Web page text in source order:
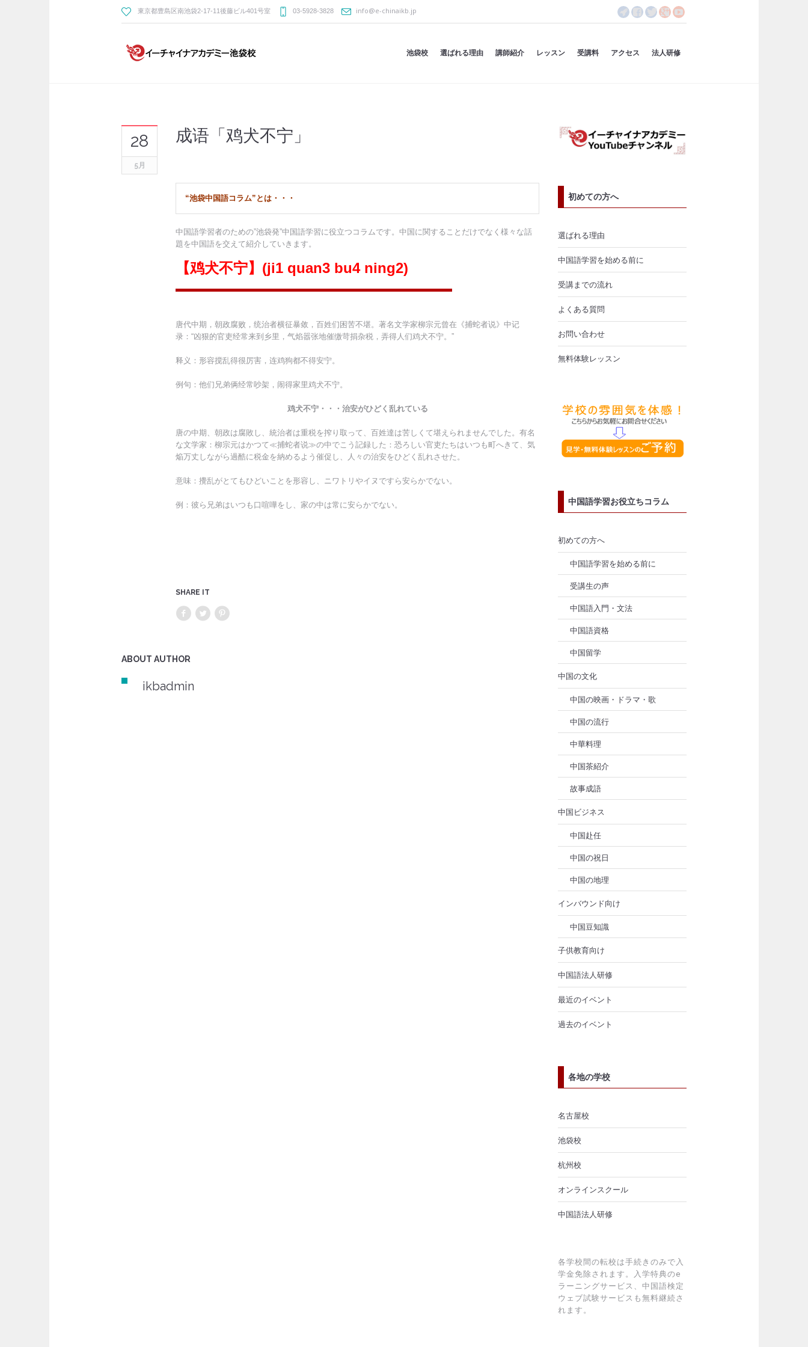
東京都豊島区南池袋2-17-11後藤ビル401号室 03-5928-3828 info@e-chinaikb.jp
池袋校 選ばれる理由 講師紹介 レッスン 受講料 アクセス 法人研修
28
5月
成语「鸡犬不宁」
“池袋中国語コラム”とは・・・
中国語学習者のための”池袋発”中国語学習に役立つコラムです。中国に関することだけでなく様々な話
題を中国語を交えて紹介していきます。
【鸡犬不宁】(ji1 quan3 bu4 ning2)
唐代中期，朝政腐败，统治者横征暴敛，百姓们困苦不堪。著名文学家柳宗元曾在《捕蛇者说》中记
录：“凶狠的官吏经常来到乡里，气焰嚣张地催缴苛捐杂税，弄得人们鸡犬不宁。”
释义：形容搅乱得很厉害，连鸡狗都不得安宁。
例句：他们兄弟俩经常吵架，闹得家里鸡犬不宁。
鸡犬不宁・・・治安がひどく乱れている
唐の中期、朝政は腐敗し、統治者は重税を搾り取って、百姓達は苦しくて堪えられませんでした。有名
な文学家：柳宗元はかつて≪捕蛇者说≫の中でこう記録した：恐ろしい官吏たちはいつも町へきて、気
焔万丈しながら過酷に税金を納めるよう催促し、人々の治安をひどく乱れさせた。
意味：攪乱がとてもひどいことを形容し、ニワトリやイヌですら安らかでない。
例：彼ら兄弟はいつも口喧嘩をし、家の中は常に安らかでない。
SHARE IT
ABOUT AUTHOR
ikbadmin
初めての方へ
選ばれる理由
中国語学習を始める前に
受講までの流れ
よくある質問
お問い合わせ
無料体験レッスン
中国語学習お役立ちコラム
初めての方へ
中国語学習を始める前に
受講生の声
中国語入門・文法
中国語資格
中国留学
中国の文化
中国の映画・ドラマ・歌
中国の流行
中華料理
中国茶紹介
故事成語
中国ビジネス
中国赴任
中国の祝日
中国の地理
インバウンド向け
中国豆知識
子供教育向け
中国語法人研修
最近のイベント
過去のイベント
各地の学校
名古屋校
池袋校
杭州校
オンラインスクール
中国語法人研修
各学校間の転校は手続きのみで入
学金免除されます。入学特典のe
ラーニングサービス、中国語検定
ウェブ試験サービスも無料継続さ
れます。